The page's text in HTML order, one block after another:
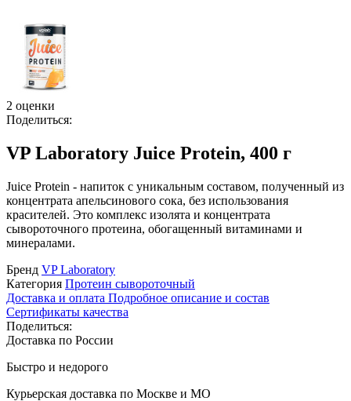
2 оценки
Поделиться:
VP Laboratory Juice Protein, 400 г
Juice Protein - напиток с уникальным составом, полученный из
концентрата апельсинового сока, без использования
красителей. Это комплекс изолята и концентрата
сывороточного протеина, обогащенный витаминами и
минералами.
Бренд VP Laboratory
Категория Протеин сывороточный
Доставка и оплата Подробное описание и состав
Сертификаты качества
Поделиться:
Доставка по России
Быстро и недорого
Курьерская доставка по Москве и МО